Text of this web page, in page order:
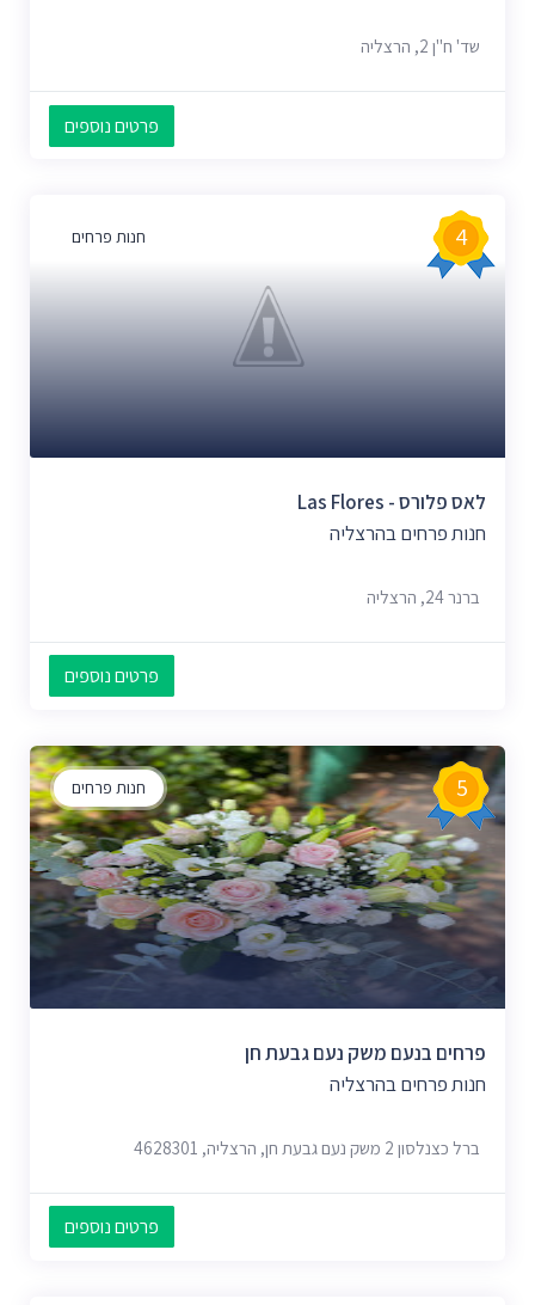
שד' ח"ן 2, הרצליה
פרטים נוספים
חנות פרחים 4
לאס פלורס - Las Flores
חנות פרחים בהרצליה
ברנר 24, הרצליה
פרטים נוספים
חנות פרחים 5
פרחים בנעם משק נעם גבעת חן
חנות פרחים בהרצליה
ברל כצנלסון 2 משק נעם גבעת חן, הרצליה, 4628301
פרטים נוספים